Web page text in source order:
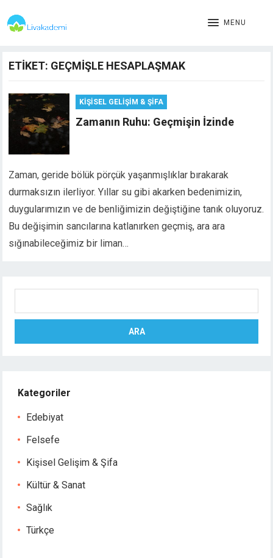
MENU
ETIKET: GEÇMIŞLE HESAPLAŞMAK
KIŞISEL GELIŞIM & ŞIFA
Zamanın Ruhu: Geçmişin İzinde
Zaman, geride bölük pörçük yaşanmışlıklar bırakarak
durmaksızın ilerliyor. Yıllar su gibi akarken bedenimizin,
duygularımızın ve de benliğimizin değiştiğine tanık oluyoruz.
Bu değişimin sancılarına katlanırken geçmiş, ara ara
sığınabileceğimiz bir liman…
ARA
Kategoriler
Edebiyat
Felsefe
Kişisel Gelişim & Şifa
Kültür & Sanat
Sağlık
Türkçe